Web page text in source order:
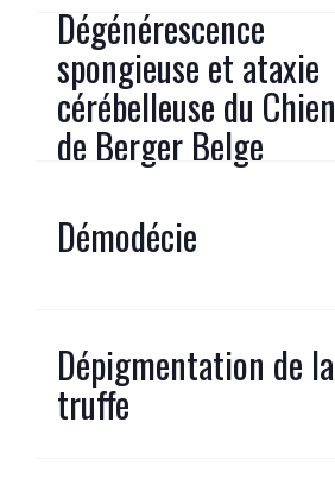
Dégénérescence
spongieuse et ataxie
cérébelleuse du Chien
de Berger Belge
Démodécie
Dépigmentation de la
truffe